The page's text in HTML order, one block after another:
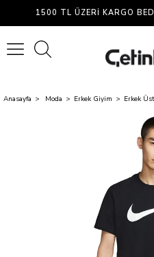
1500 TL ÜZERI KARGO
Anasayfa Moda Erkek Giyim Erkek